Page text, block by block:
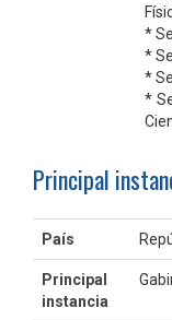
*
*
*
*
Principal
País
Principal
instancia